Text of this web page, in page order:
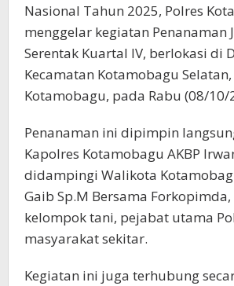
Nasional Tahun 2025, Polres
menggelar kegiatan Penanaman
Serentak Kuartal IV, berlokasi di
Kecamatan Kotamobagu Selatan,
Kotamobagu, pada Rabu (08/10/
Penanaman ini dipimpin
Kapolres Kotamobagu AKBP
didampingi Walikota
Gaib Sp.M Bersama
kelompok tani, pejabat utama
masyarakat sekitar.
Kegiatan ini juga terhubung